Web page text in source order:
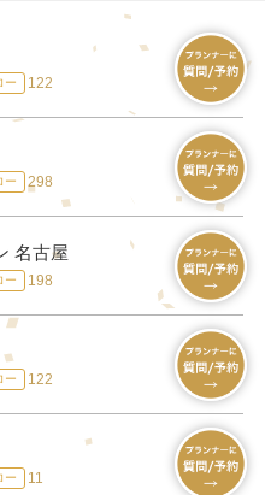
ー 122
ー 298
名古屋
ー 198
ー 122
ー 11